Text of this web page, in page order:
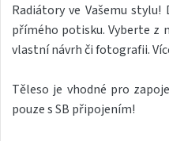
Aruba
Aruba Double
Radiátory ve Vašemu
přímého potisku. Vyberte z
vlastní návrh či fotografii.
Těleso je vhodné pro
pouze s SB připojením!